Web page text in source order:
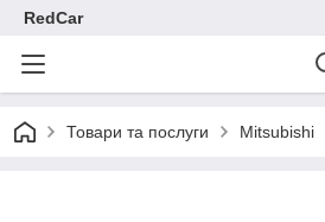
RedCar
Товари та послуги Mitsubishi